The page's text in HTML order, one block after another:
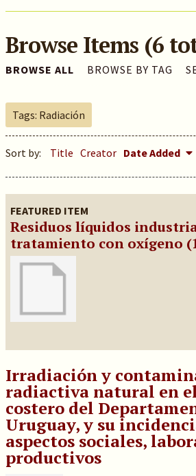
Browse Items (6
BROWSE ALL BROWSE BY TAG
Tags: Radiación
Sort by: Title Creator Date Added
FEATURED ITEM
Residuos líquidos
tratamiento con oxígeno
Irradiación y
radiactiva natural en
costero del
Uruguay, y su
aspectos sociales,
productivos